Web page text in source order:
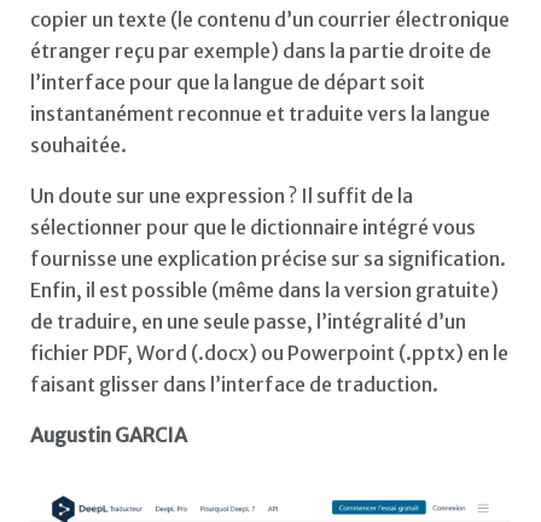
copier un texte (le contenu d’un courrier électronique
étranger reçu par exemple) dans la partie droite de
l’interface pour que la langue de départ soit
instantanément reconnue et traduite vers la langue
souhaitée.
Un doute sur une expression ? Il suffit de la
sélectionner pour que le dictionnaire intégré vous
fournisse une explication précise sur sa signification.
Enfin, il est possible (même dans la version gratuite)
de traduire, en une seule passe, l’intégralité d’un
fichier PDF, Word (.docx) ou Powerpoint (.pptx) en le
faisant glisser dans l’interface de traduction.
Augustin GARCIA